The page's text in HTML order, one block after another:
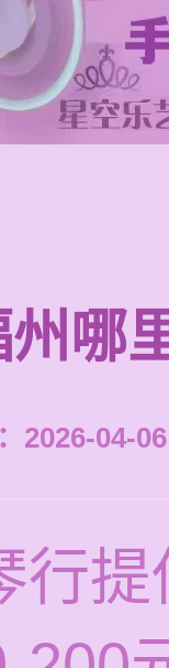
州哪
2026-04-
行